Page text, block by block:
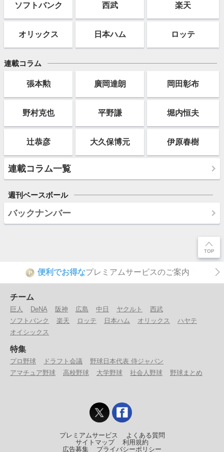
ソフトバンク 西武 楽天
オリックス 日本ハム ロッテ
連載コラム
張本勲 廣岡達朗 岡田彰布
野村克也 平野謙 堀内恒夫
辻恭彦 大久保博元 伊原春樹
連載コラム一覧
週刊ベースボール
バックナンバー
P 便利でお得なプレミアムサービスのご案内
チーム
巨人 DeNA 阪神 広島 中日 ヤクルト
西武
ソフトバンク
楽天 ロッテ 日本ハム オリックス
ハヤテ
オイシックス
特集
プロ野球 ドラフト会議
野球日本代表 侍ジャパン
アマチュア野球
高校野球 大学野球 社会人野球 野球まとめ
プレミアムサービス
よくある質問
サイトマップ
利用規約
広告募集
プライバシーポリシー